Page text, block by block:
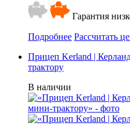
Гарантия
Подробнее Рассчитать
Прицеп Kerland |
трактору
В наличии